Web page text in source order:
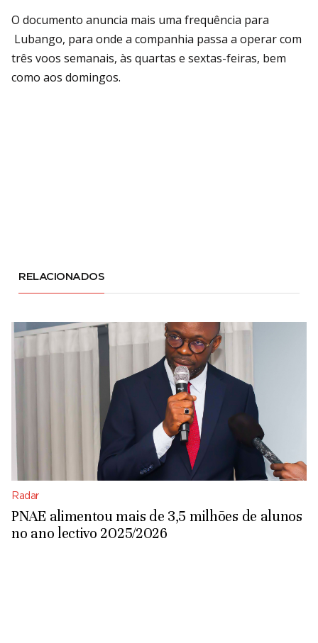
O documento anuncia mais uma frequência para
Lubango, para onde a companhia passa a operar com
três voos semanais, às quartas e sextas-feiras, bem
como aos domingos.
RELACIONADOS
Radar
PNAE alimentou mais de 3,5 milhões de alunos
no ano lectivo 2025/2026